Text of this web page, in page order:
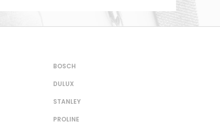
BOSCH
DULUX
STANLEY
PROLINE